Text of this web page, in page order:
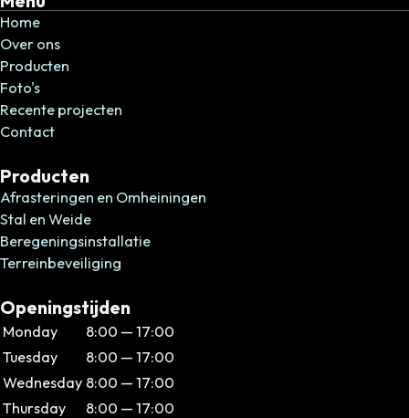
Home
Over ons
Producten
Foto's
Recente projecten
Contact
Producten
Afrasteringen en Omheiningen
Stal en Weide
Beregeningsinstallatie
Terreinbeveiliging
Openingstijden
Monday
8:00 — 17:00
Tuesday
8:00 — 17:00
Wednesday 8:00 — 17:00
Thursday
8:00 — 17:00